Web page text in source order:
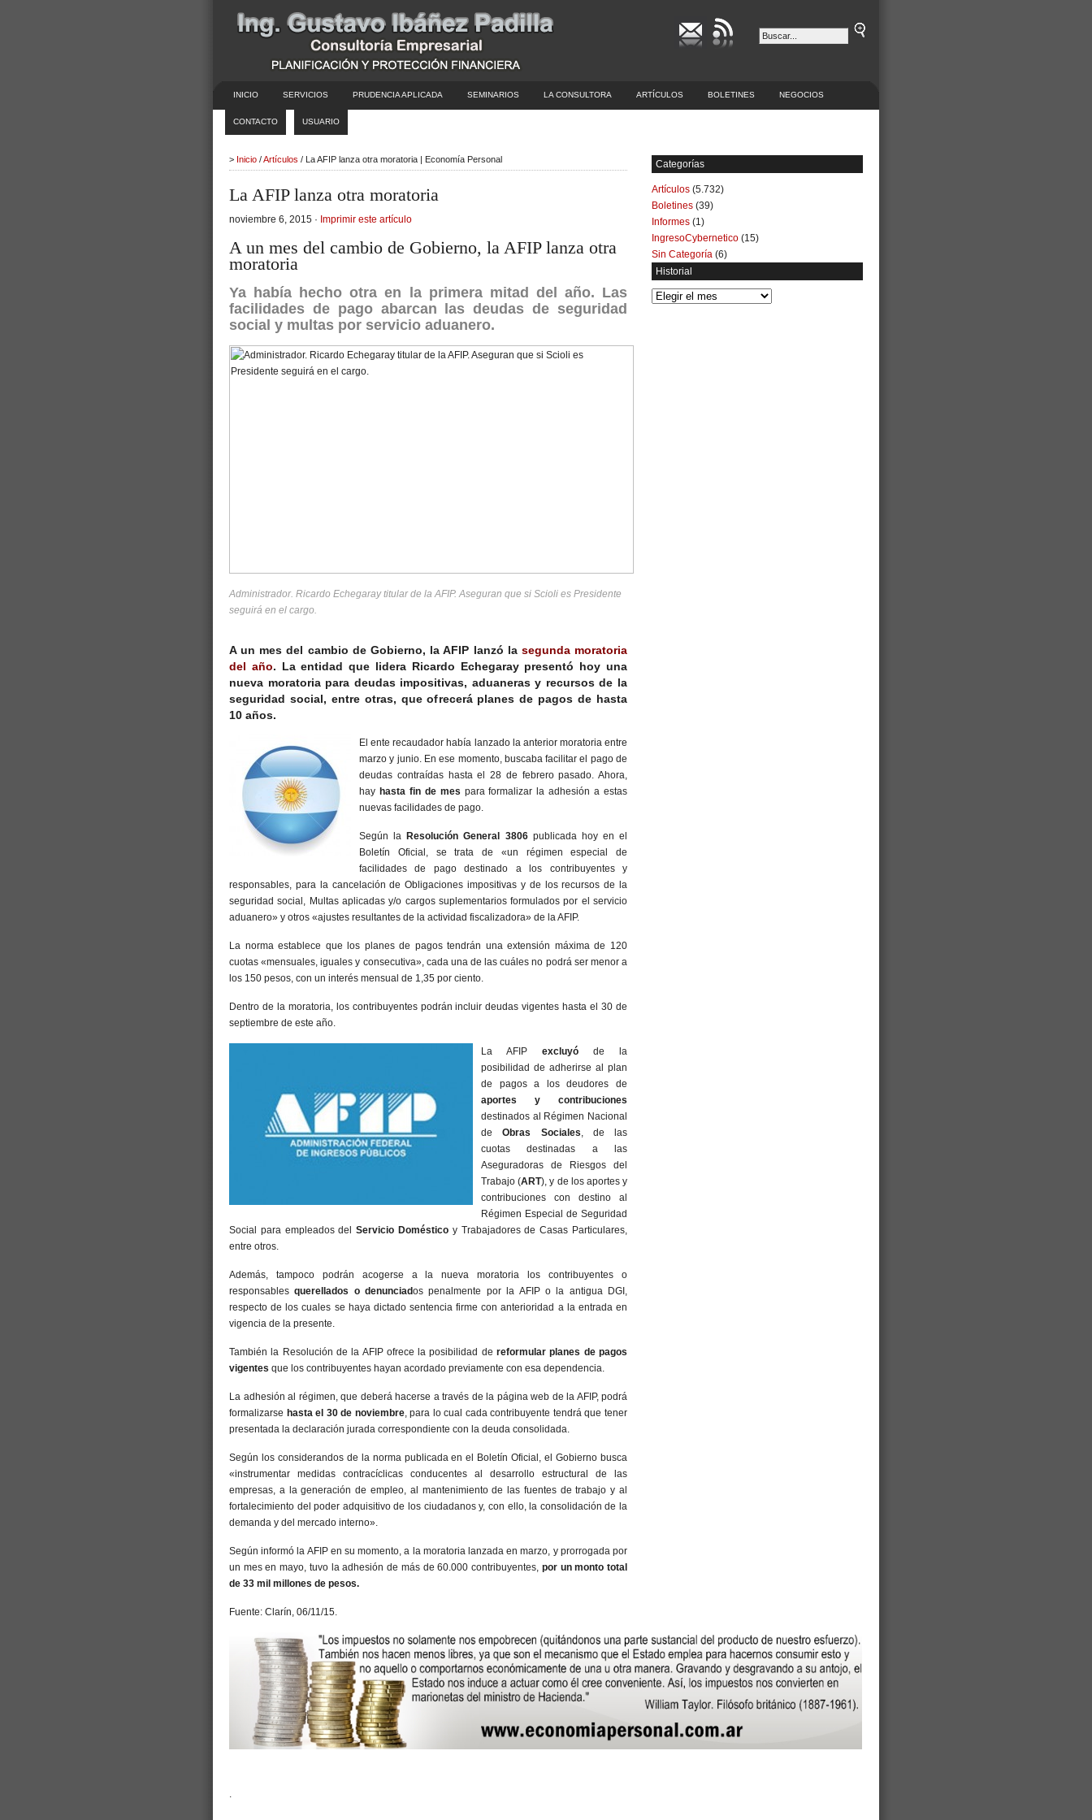
INICIO SERVICIOS PRUDENCIA APLICADA SEMINARIOS LA CONSULTORA ARTÍCULOS BOLETINES NEGOCIOS
CONTACTO USUARIO
> Inicio /Artículos / La AFIP lanza otra moratoria | Economía Personal
La AFIP lanza otra moratoria
noviembre 6, 2015 · Imprimir este artículo
A un mes del cambio de Gobierno, la AFIP lanza otra
moratoria
Ya había hecho otra en la primera mitad del año. Las
facilidades de pago abarcan las deudas de seguridad
social y multas por servicio aduanero.
Administrador. Ricardo Echegaray titular de la AFIP. Aseguran que si Scioli es Presidente
seguirá en el cargo.
A un mes del cambio de Gobierno, la AFIP lanzó la segunda moratoria
del año. La entidad que lidera Ricardo Echegaray presentó hoyuna
nueva moratoriapara deudas impositivas, aduaneras y recursos de la
seguridad social, entre otras, que ofrecerá planes de pagos de hasta
10 años.
El ente recaudador había lanzado la anterior moratoria entre
marzo y junio. En ese momento, buscaba facilitar el pago de
deudas contraídas hasta el 28 de febrero pasado. Ahora,
hay hasta fin de mes para formalizar la adhesión a estas
nuevas facilidades de pago.
Según la Resolución General 3806publicada hoy en el
Boletín Oficial, se trata de «un régimen especial de
facilidades de pago destinado a los contribuyentes y
responsables, para la cancelación de Obligaciones impositivas y de los recursos de la
seguridad social, Multas aplicadas y/o cargos suplementarios formulados por el servicio
aduanero» y otros «ajustes resultantes de la actividad fiscalizadora» de la AFIP.
La norma establece que los planes de pagos tendrán una extensión máxima de 120
cuotas «mensuales, iguales y consecutiva», cada una de las cuáles no podrá ser menor a
los 150 pesos, con un interés mensual de 1,35 por ciento.
Dentro de la moratoria, los contribuyentes podrán incluir deudas vigentes hasta el 30 de
septiembre de este año.
La AFIP excluyó de la
posibilidad de adherirse al plan
de pagos a los deudores de
aportes y contribuciones
destinados al Régimen Nacional
de Obras Sociales, de las
cuotas destinadas a las
Aseguradoras de Riesgos del
Trabajo (ART), y de los aportes y
contribuciones con destino al
Régimen Especial de Seguridad
Social para empleados del
Servicio Doméstico y Trabajadores de Casas Particulares,
entre otros.
Además, tampoco podrán acogerse a la nueva moratoria los contribuyentes o
responsablesquerellados o denunciados penalmente por la AFIP o la antigua DGI,
respecto de los cuales se haya dictado sentencia firme con anterioridad a la entrada en
vigencia de la presente.
También la Resolución de la AFIP ofrece la posibilidad dereformular planes de pagos
vigentes que los contribuyentes hayan acordado previamente con esa dependencia.
La adhesión al régimen, que deberá hacerse a través de la página web de la AFIP, podrá
formalizarse hasta el 30 de noviembre, para lo cual cada contribuyente tendrá que tener
presentada la declaración jurada correspondiente con la deuda consolidada.
Según los considerandos de la norma publicada en el Boletín Oficial, el Gobierno busca
«instrumentar medidas contracíclicas conducentes al desarrollo estructural de las
empresas, a la generación de empleo, al mantenimiento de las fuentes de trabajo y al
fortalecimiento del poder adquisitivo de los ciudadanos y, con ello, la consolidación de la
demanda y del mercado interno».
Según informó la AFIP en su momento, a la moratoria lanzada en marzo, y prorrogada por
un mes en mayo, tuvo la adhesión de más de 60.000 contribuyentes, por un monto total
de 33 mil millones de pesos.
Fuente: Clarín, 06/11/15.
.
Categorías
Artículos (5.732)
Boletines (39)
Informes (1)
IngresoCybernetico (15)
Sin Categoría (6)
Historial
Historial